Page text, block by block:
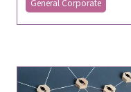
General Corporate